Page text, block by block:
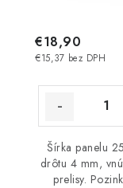
€15,37 bez DPH
€18,90
Šírka panelu
drôtu 4 mm,
prelisy.